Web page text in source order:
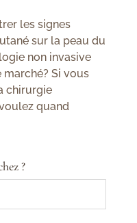
les signes
sur la peau du
non invasive
Si vous
chirurgie
quand
?